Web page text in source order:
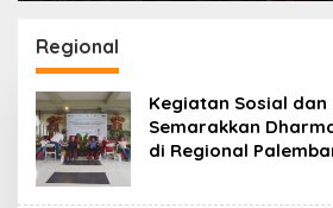
Jangan Tutup Mata
Regional
Kegiatan Sosial dan
Semarakkan
di Regional